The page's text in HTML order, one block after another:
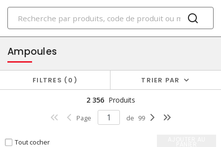
PRODUITS
éclairage
Ampoules
FILTRES 0 TRIER PAR
2 356 Produits
Page de 99
Tout cocher